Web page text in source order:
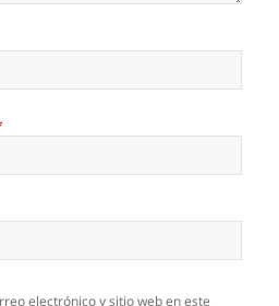
electrónico y sitio web en este